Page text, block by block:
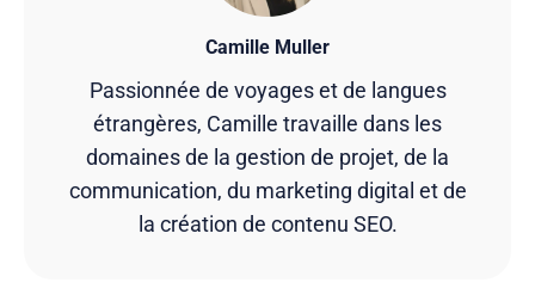
Camille Muller
Passionnée de voyages et de langues
étrangères, Camille travaille dans les
domaines de la gestion de projet, de la
communication, du marketing digital et de
la création de contenu SEO.